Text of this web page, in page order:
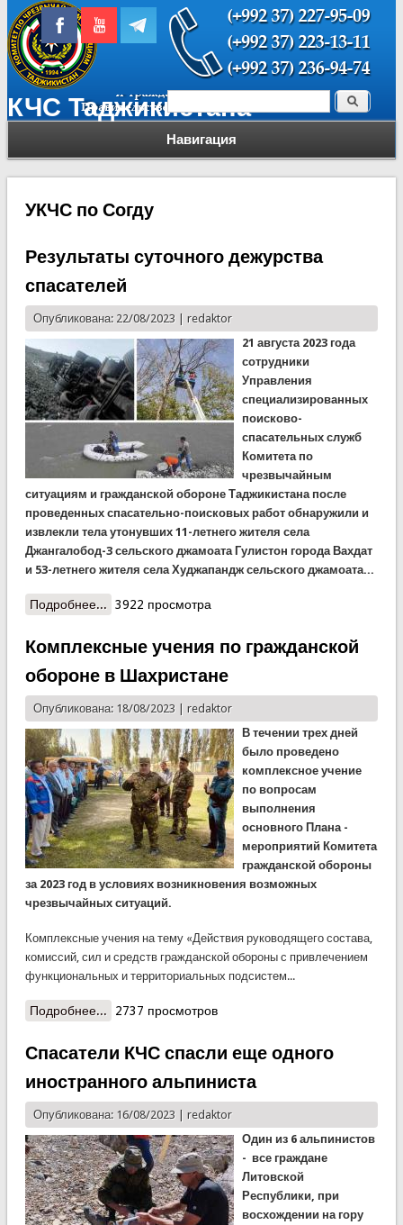
КЧС Таджикистана
Навигация
Форма поиска Поиск
УКЧС по Согду
Результаты суточного дежурства
спасателей
Опубликована: 22/08/2023 | redaktor
21 августа 2023 года
сотрудники
Управления
специализированных
поисково-
спасательных служб
Комитета по
чрезвычайным
ситуациям и гражданской обороне Таджикистана после
проведенных спасательно-поисковых работ обнаружили и
извлекли тела утонувших 11-летнего жителя села
Джангалобод-3 сельского джамоата Гулистон города Вахдат
и 53-летнего жителя села Худжапандж сельского джамоата...
Подробнее... о Результаты суточного дежурства спасателей
3922 просмотра
Комплексные учения по гражданской
обороне в Шахристане
Опубликована: 18/08/2023 | redaktor
В течении трех дней
было проведено
комплексное учение
по вопросам
выполнения
основного Плана -
мероприятий Комитета
гражданской обороны
за 2023 год в условиях возникновения возможных
чрезвычайных ситуаций.
Комплексные учения на тему «Действия руководящего состава,
комиссий, сил и средств гражданской обороны с привлечением
функциональных и территориальных подсистем...
Подробнее... о Комплексные учения по гражданской обороне в
2737 просмотров
Спасатели КЧС спасли еще одного
иностранного альпиниста
Опубликована: 16/08/2023 | redaktor
Один из 6 альпинистов
- все граждане
Литовской
Республики, при
восхождении на гору